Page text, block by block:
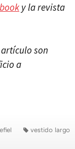
y la revista
son
a
vestido largo